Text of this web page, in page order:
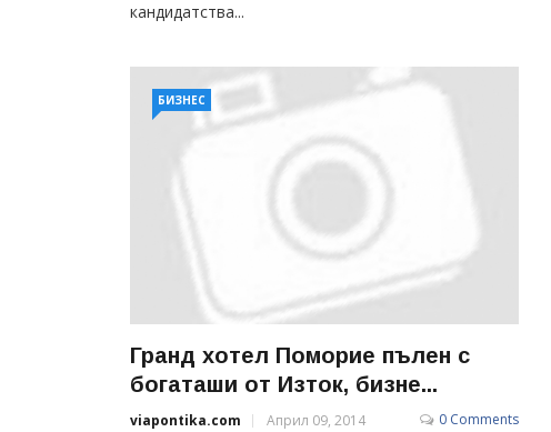
кандидатства...
БИЗНЕС
Гранд хотел Поморие пълен с
богаташи от Изток, бизне...
viapontika.com Април 09, 2014 0 Comments